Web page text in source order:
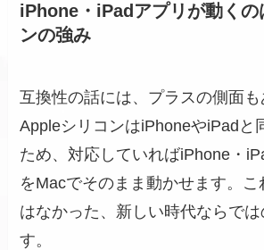
iPhone・iPadアプリが動くの
ンの強み
互換性の話には、プラスの側面も
AppleシリコンはiPhoneやiPadと
ため、対応していればiPhone・
をMacでそのまま動かせます。こ
はなかった、新しい時代ならで
す。